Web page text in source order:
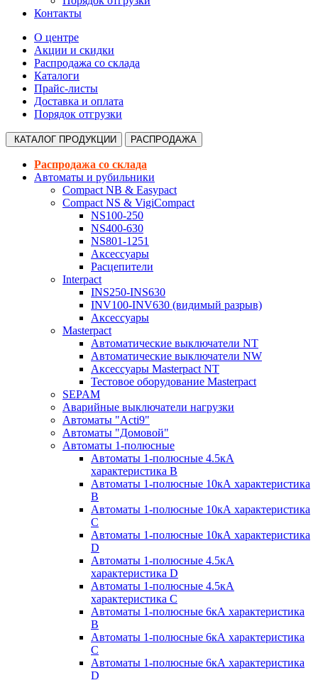
Контакты
О центре
Акции и скидки
Распродажа со склада
Каталоги
Прайс-листы
Доставка и оплата
Порядок отгрузки
КАТАЛОГ ПРОДУКЦИИ РАСПРОДАЖА
Распродажа со склада
Автоматы и рубильники
Compact NB & Easypact
Compact NS & VigiCompact
NS100-250
NS400-630
NS801-1251
Аксессуары
Расцепители
Interpact
INS250-INS630
INV100-INV630 (видимый разрыв)
Аксессуары
Masterpact
Автоматические выключатели NT
Автоматические выключатели NW
Аксессуары Masterpact NT
Тестовое оборудование Masterpact
SEPAM
Аварийные выключатели нагрузки
Автоматы "Acti9"
Автоматы "Домовой"
Автоматы 1-полюсные
Автоматы 1-полюсные 4.5кА
характеристика В
Автоматы 1-полюсные 10кА характеристика
B
Автоматы 1-полюсные 10кА характеристика
C
Автоматы 1-полюсные 10кА характеристика
D
Автоматы 1-полюсные 4.5кА
характеристика D
Автоматы 1-полюсные 4.5кА
характеристика С
Автоматы 1-полюсные 6кА характеристика
B
Автоматы 1-полюсные 6кА характеристика
C
Автоматы 1-полюсные 6кА характеристика
D